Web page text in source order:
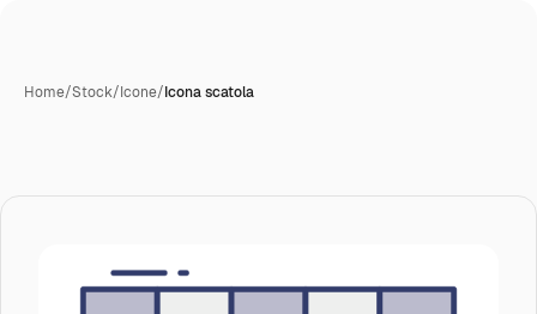
Home/Stock/Icone/Icona scatola